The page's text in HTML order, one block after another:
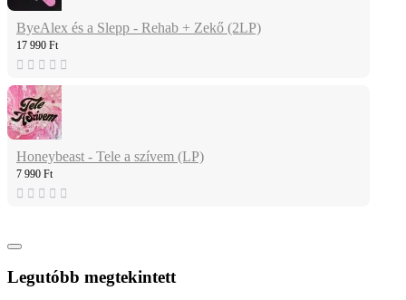
ByeAlex és a Slepp - Rehab + Zekő (2LP)
17 990 Ft
Honeybeast - Tele a szívem (LP)
7 990 Ft
Legutóbb megtekintett